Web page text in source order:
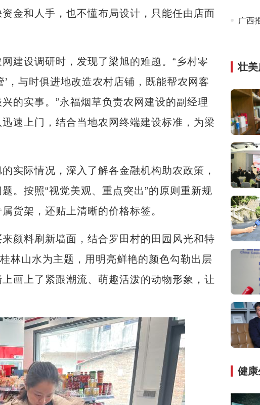
金和人手，也不懂布局设计，只能任由店面
设调研时，发现了梁旭的难题。“乡村零
，与时俱进地改造农村店铺，既能帮农网客
的实事。”永福烟草负责农网建设的副经理
速上门，结合当地农网终端建设标准，为梁
际情况，深入了解各金融机构助农政策，
。按照“视觉美观、重点突出”的原则重新规
货架，还贴上清晰的价格标签。
料刷新墙面，结合罗田村的田园风光和特
林山水为主题，用明亮鲜艳的颜色勾勒出层
画上了紧跟潮流、萌趣活泼的动物形象，让
广西
壮
健